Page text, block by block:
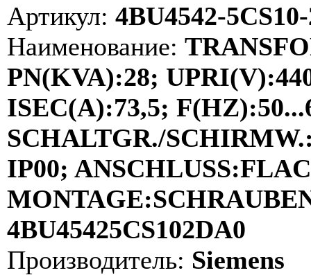
Артикул: 4BU4542-
Наименование:
PN(KVA):28;
ISEC(A):73,5;
SCHALTGR./
IP00;
4BU45425CS102DA0
Производитель: Siemens